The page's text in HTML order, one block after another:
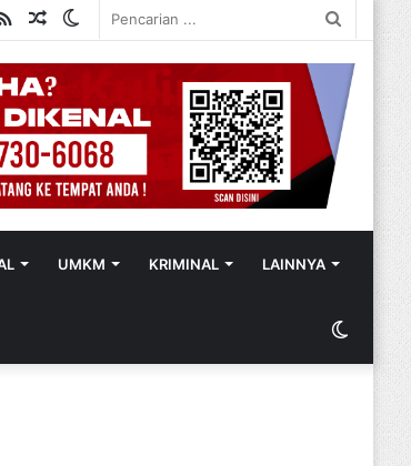
Switch
Random
RSS
UMKM KRIMINAL LAINNYA
Switch
skin